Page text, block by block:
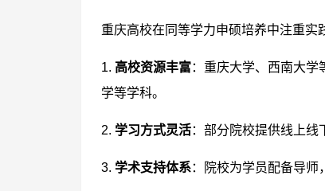
重庆高校在同等学力申硕培养中注重实
1. 高校资源丰富：重庆大学、西南大
学等学科。
2. 学习方式灵活：部分院校提供线上线
3. 学术支持体系：院校为学员配备导师